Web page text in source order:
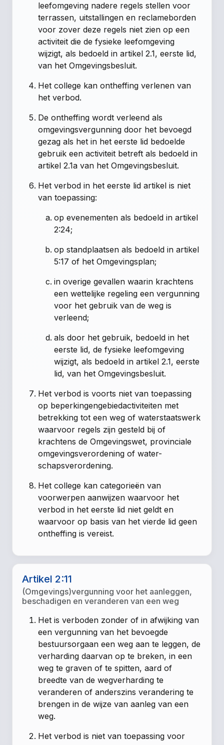
leefomgeving nadere regels stellen voor
terrassen, uitstallingen en reclameborden
voor zover deze regels niet zien op een
activiteit die de fysieke leefomgeving
wijzigt, als bedoeld in artikel 2.1, eerste lid,
van het Omgevingsbesluit.
Het college kan ontheffing verlenen van
het verbod.
De ontheffing wordt verleend als
omgevingsvergunning door het bevoegd
gezag als het in het eerste lid bedoelde
gebruik een activiteit betreft als bedoeld in
artikel 2.1a van het Omgevingsbesluit.
Het verbod in het eerste lid artikel is niet
van toepassing:
op evenementen als bedoeld in artikel
2:24;
op standplaatsen als bedoeld in artikel
5:17 of het Omgevingsplan;
in overige gevallen waarin krachtens
een wettelijke regeling een vergunning
voor het gebruik van de weg is
verleend;
als door het gebruik, bedoeld in het
eerste lid, de fysieke leefomgeving
wijzigt, als bedoeld in artikel 2.1, eerste
lid, van het Omgevingsbesluit.
Het verbod is voorts niet van toepassing
op beperkingengebiedactiviteiten met
betrekking tot een weg of waterstaatswerk
waarvoor regels zijn gesteld bij of
krachtens de Omgevingswet, provinciale
omgevingsverordening of water-
schapsverordening.
Het college kan categorieën van
voorwerpen aanwijzen waarvoor het
verbod in het eerste lid niet geldt en
waarvoor op basis van het vierde lid geen
ontheffing is vereist.
Artikel 2:11
(Omgevings)vergunning voor het aanleggen,
beschadigen en veranderen van een weg
Het is verboden zonder of in afwijking van
een vergunning van het bevoegde
bestuursorgaan een weg aan te leggen, de
verharding daarvan op te breken, in een
weg te graven of te spitten, aard of
breedte van de wegverharding te
veranderen of anderszins verandering te
brengen in de wijze van aanleg van een
weg.
Het verbod is niet van toepassing voor